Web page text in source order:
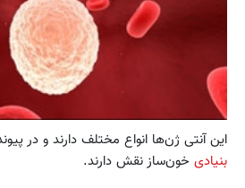
این آنتی ژن‌ها انواع مختلف دارند و در
بنیادی خون‌ساز نقش دارند.